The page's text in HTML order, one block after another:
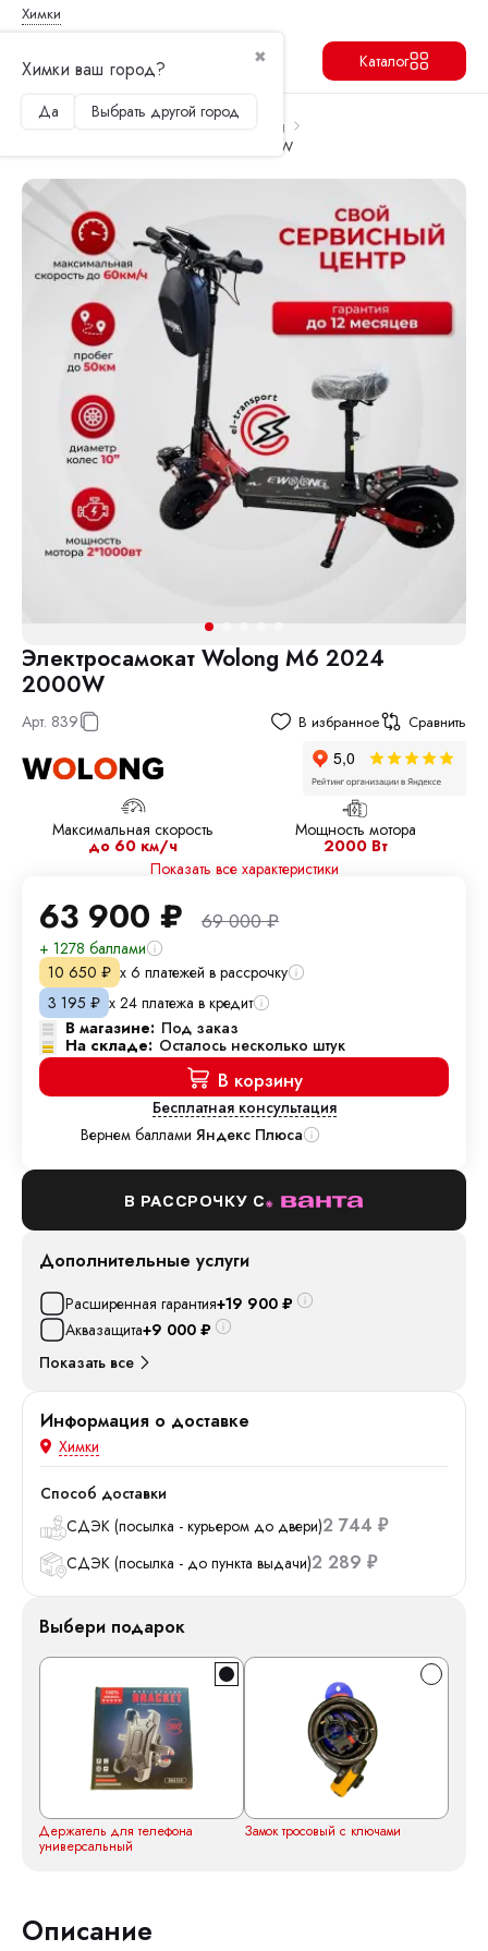
Химки
✖
Химки ваш город?
Да Выбрать другой город
Каталог
Главная Электросамокаты
Wo Long
Электросамокат Wolong M6 2024 2000W
Электросамокат Wolong M6 2024
2000W
Арт. 839 В избранное Сравнить
Максимальная скорость
до 60 км/ч
Мощность мотора
2000 Вт
Показать все характеристики
63 900 ₽ 69 000₽
+ 1278 баллами
10 650 ₽ х 6 платежей в рассрочку
3 195 ₽ х 24 платежа в кредит
В магазине: Под заказ
На складе: Осталось несколько штук
В корзину
Бесплатная консультация
Вернем баллами Яндекс Плюса
В РАССРОЧКУ С
Дополнительные услуги
Расширенная гарантия+19 900 ₽
Аквазащита+9 000 ₽
Показать все
Информация о доставке
Химки
Способ доставки
СДЭК (посылка - курьером до двери)2 744 ₽
СДЭК (посылка - до пункта выдачи)2 289 ₽
Выбери подарок
Держатель для телефона
универсальный
Замок тросовый с ключами
Описание
Продолжить Перейти в корзину